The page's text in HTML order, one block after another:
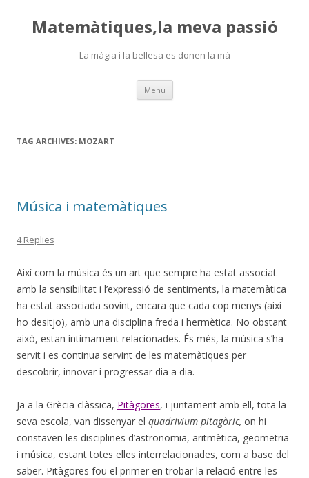
Matemàtiques,la meva passió
La màgia i la bellesa es donen la mà
Menu Skip
content
TAG ARCHIVES: MOZART
Música i matemàtiques
4 Replies
Així com la música és un art que sempre ha estat associat
amb la sensibilitat i l’expressió de sentiments, la matemàtica
ha estat associada sovint, encara que cada cop menys (així
ho desitjo), amb una disciplina freda i hermètica. No obstant
això, estan íntimament relacionades. És més, la música s’ha
servit i es continua servint de les matemàtiques per
descobrir, innovar i progressar dia a dia.
Ja a la Grècia clàssica, Pitàgores, i juntament amb ell, tota la
seva escola, van dissenyar el quadrivium pitagòric, on hi
constaven les disciplines d’astronomia, aritmètica, geometria
i música, estant totes elles interrelacionades, com a base del
saber. Pitàgores fou el primer en trobar la relació entre les